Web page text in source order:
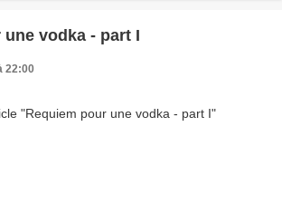
vodka - part I
22:00